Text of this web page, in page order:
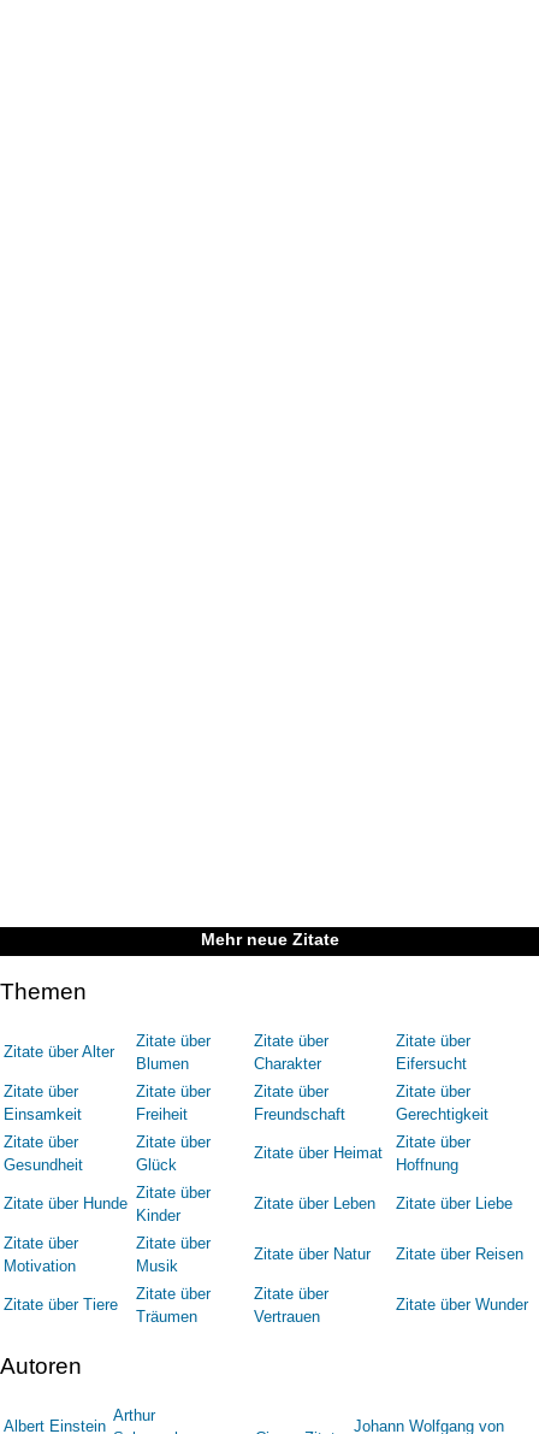
Mehr neue Zitate
Themen
Zitate über Alter
Zitate über
Blumen
Zitate über
Charakter
Zitate über
Eifersucht
Zitate über
Einsamkeit
Zitate über
Freiheit
Zitate über
Freundschaft
Zitate über
Gerechtigkeit
Zitate über
Gesundheit
Zitate über
Glück
Zitate über Heimat
Zitate über
Hoffnung
Zitate über Hunde
Zitate über
Kinder
Zitate über Leben Zitate über Liebe
Zitate über
Motivation
Zitate über
Musik
Zitate über Natur Zitate über Reisen
Zitate über Tiere
Zitate über
Träumen
Zitate über
Vertrauen
Zitate über Wunder
Autoren
Albert Einstein
Arthur
Johann Wolfgang von